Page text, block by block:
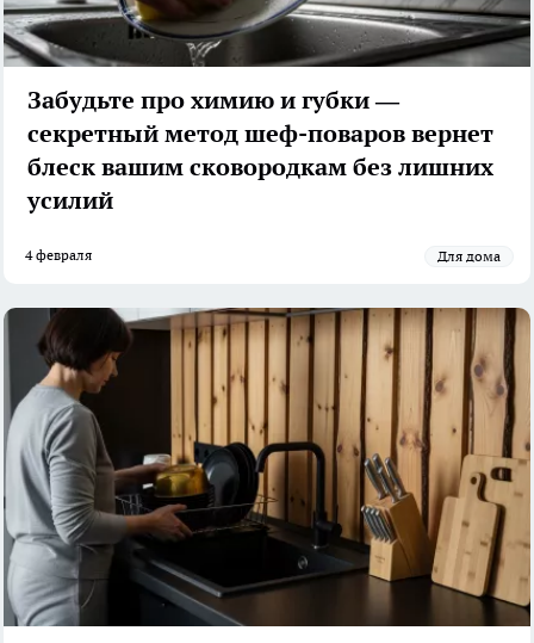
Забудьте про химию и губки —
секретный метод шеф-поваров вернет
блеск вашим сковородкам без лишних
усилий
4 февраля Для дома